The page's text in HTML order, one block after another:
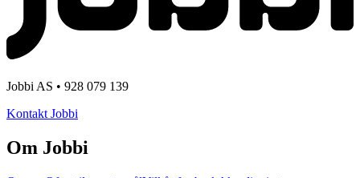
Jobbi AS • 928 079 139
Kontakt Jobbi
Om Jobbi